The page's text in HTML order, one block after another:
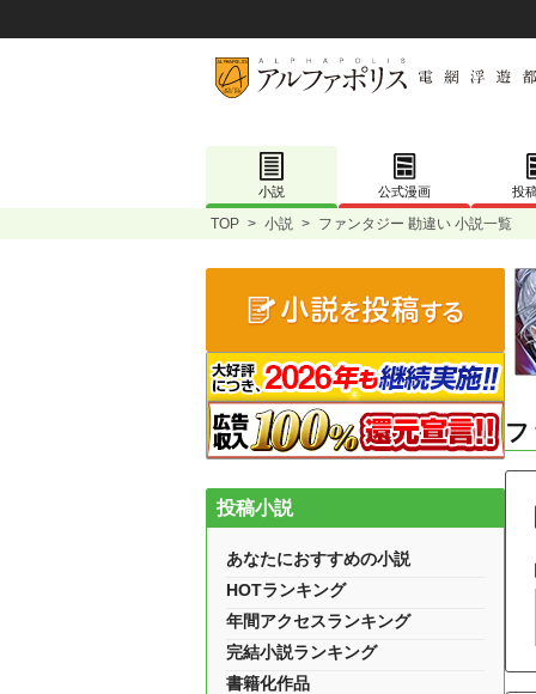
小説 公式漫画 投
TOP > 小説 > ファンタジー 勘違い 小説一覧
投稿小説
あなたにおすすめの小説
HOTランキング
年間アクセスランキング
完結小説ランキング
書籍化作品